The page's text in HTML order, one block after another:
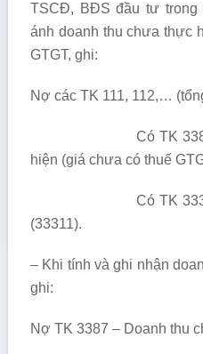
TSCĐ, BĐS đầu tư trong
ánh doanh thu chưa thực
GTGT, ghi:
Nợ các TK 111, 112,…
Có TK 3387 –
hiện (giá ch­ưa có thuế
Có TK 3331 –
(33311).
– Khi tính và ghi nhận
ghi:
Nợ TK 3387 – Doanh thu